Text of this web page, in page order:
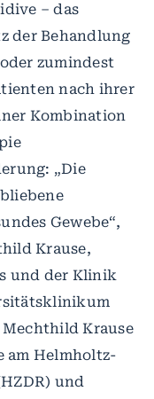
– das
der Behandlung
zumindest
nach ihrer
Kombination
„Die
Gewebe“,
Krause,
und der Klinik
Krause
am Helmholtz-
und